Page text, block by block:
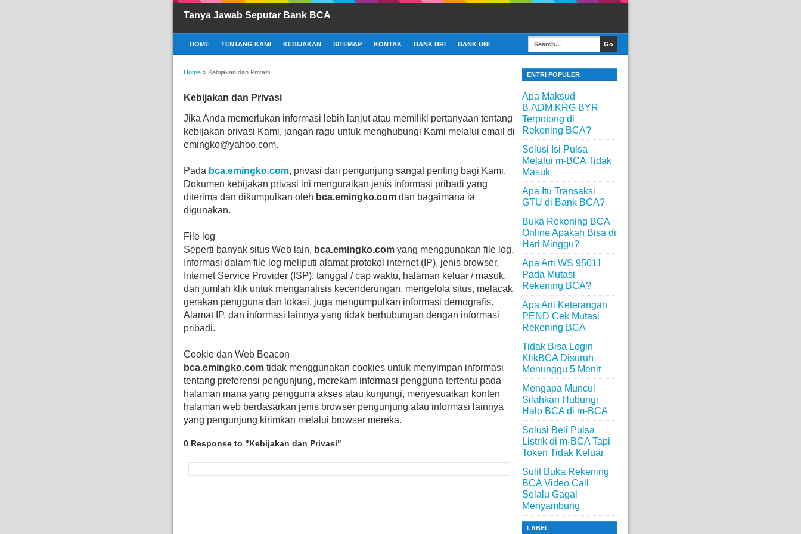
Tanya Jawab Seputar Bank BCA
HOME TENTANG KAMI KEBIJAKAN SITEMAP KONTAK BANK BRI BANK BNI
Home » Kebijakan dan Privasi
Kebijakan dan Privasi
Jika Anda memerlukan informasi lebih lanjut atau memiliki pertanyaan tentang
kebijakan privasi Kami, jangan ragu untuk menghubungi Kami melalui email di
emingko@yahoo.com.
Pada bca.emingko.com, privasi dari pengunjung sangat penting bagi Kami.
Dokumen kebijakan privasi ini menguraikan jenis informasi pribadi yang
diterima dan dikumpulkan oleh bca.emingko.com dan bagaimana ia
digunakan.
File log
Seperti banyak situs Web lain, bca.emingko.com yang menggunakan file log.
Informasi dalam file log meliputi alamat protokol internet (IP), jenis browser,
Internet Service Provider (ISP), tanggal / cap waktu, halaman keluar / masuk,
dan jumlah klik untuk menganalisis kecenderungan, mengelola situs, melacak
gerakan pengguna dan lokasi, juga mengumpulkan informasi demografis.
Alamat IP, dan informasi lainnya yang tidak berhubungan dengan informasi
pribadi.
Cookie dan Web Beacon
bca.emingko.com tidak menggunakan cookies untuk menyimpan informasi
tentang preferensi pengunjung, merekam informasi pengguna tertentu pada
halaman mana yang pengguna akses atau kunjungi, menyesuaikan konten
halaman web berdasarkan jenis browser pengunjung atau informasi lainnya
yang pengunjung kirimkan melalui browser mereka.
0 Response to "Kebijakan dan Privasi"
ENTRI POPULER
Apa Maksud
B.ADM.KRG BYR
Terpotong di
Rekening BCA?
Solusi Isi Pulsa
Melalui m-BCA Tidak
Masuk
Apa Itu Transaksi
GTU di Bank BCA?
Buka Rekening BCA
Online Apakah Bisa di
Hari Minggu?
Apa Arti WS 95011
Pada Mutasi
Rekening BCA?
Apa Arti Keterangan
PEND Cek Mutasi
Rekening BCA
Tidak Bisa Login
KlikBCA Disuruh
Menunggu 5 Menit
Mengapa Muncul
Silahkan Hubungi
Halo BCA di m-BCA
Solusi Beli Pulsa
Listrik di m-BCA Tapi
Token Tidak Keluar
Sulit Buka Rekening
BCA Video Call
Selalu Gagal
Menyambung
LABEL